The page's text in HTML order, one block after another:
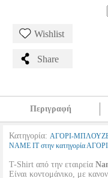
Wishlist
Share
Περιγραφή
Κατηγορία: ΑΓΟΡΙ-
NAME IT στην κατηγορία
T-Shirt από την εταιρεία
Είναι κοντομάνικο, με